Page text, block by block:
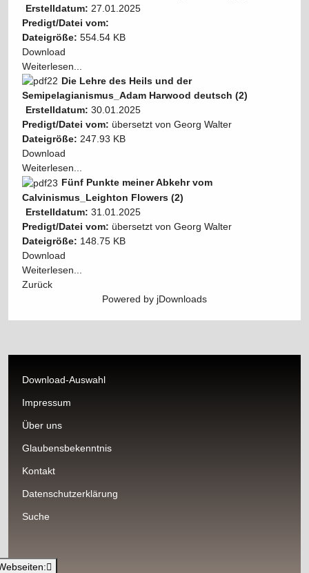
Erstelldatum: 27.01.2025
Predigt/Datei vom:
Dateigröße: 554.54 KB
Download
Weiterlesen...
Die Lehre des Heils und der
Semipelagianismus_Adam Harwood deutsch (2)
Erstelldatum: 30.01.2025
Predigt/Datei vom: übersetzt von Georg Walter
Dateigröße: 247.93 KB
Download
Weiterlesen...
Fünf Punkte meiner Abkehr vom
Calvinismus_Leighton Flowers (2)
Erstelldatum: 31.01.2025
Predigt/Datei vom: übersetzt von Georg Walter
Dateigröße: 148.75 KB
Download
Weiterlesen...
Zurück
Powered by jDownloads
Download-Auswahl
Impressum
Über uns
Glaubensbekenntnis
Kontakt
Datenschutzerklärung
Suche